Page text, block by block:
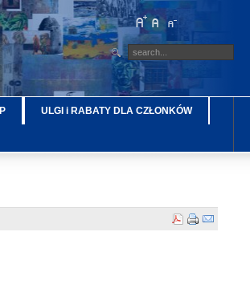
ULGI i RABATY DLA CZŁONKÓW